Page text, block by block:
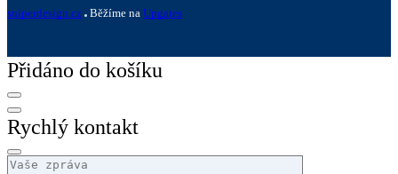
sniperdesign.cz Běžíme na Upgates
Přidáno do košíku
Rychlý kontakt